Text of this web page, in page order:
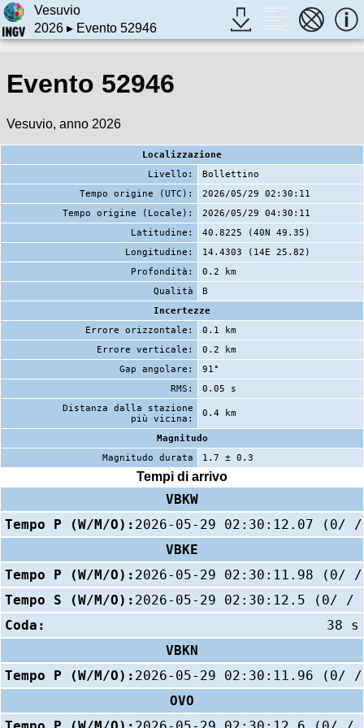
Vesuvio
2026▸ Evento 52946
Evento 52946
Vesuvio, anno 2026
Localizzazione
Livello:
Bollettino
Tempo origine (UTC):
2026/05/29 02:30:11
Tempo origine (Locale):
2026/05/29 04:30:11
Latitudine:
40.8225 (40N 49.35)
Longitudine:
14.4303 (14E 25.82)
Profondità:
0.2 km
Qualità
B
Incertezze
Errore orizzontale:
0.1 km
Errore verticale:
0.2 km
Gap angolare:
91°
RMS:
0.05 s
Distanza dalla stazione
più vicina:
0.4 km
Magnitudo
Magnitudo durata
1.7 ± 0.3
Tempi di arrivo
VBKW
Tempo P (W/M/O): 2026-05-29 02:30:12.07 (0/
VBKE
Tempo P (W/M/O): 2026-05-29 02:30:11.98 (0/
Tempo S (W/M/O): 2026-05-29 02:30:12.5 (0/ /
Coda:
38 s
VBKN
Tempo P (W/M/O): 2026-05-29 02:30:11.96 (0/
OVO